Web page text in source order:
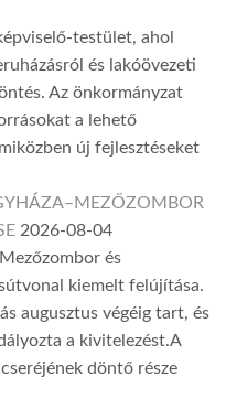
testület, ahol
és lakóövezeti
Az önkormányzat
a lehető
új fejlesztéseket
2026-08-04
és
kiemelt felújítása.
augusztus végéig tart, és
a kivitelezést.A
döntő része